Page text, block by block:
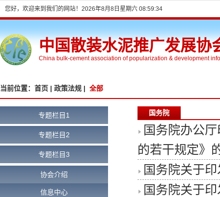
您好，欢迎来到我们的网站！ 2026年8月8日星期六 08:59:34
中国散装水泥推广发展协
China bulk-cement association of popularization & development
当前位置： 首页 | 政策法规 | 全部
专题栏目1
专题栏目2
专题栏目3
协会介绍
信息中心
国务院
国务院办公
的若干规定》
国务院关于
国务院关于